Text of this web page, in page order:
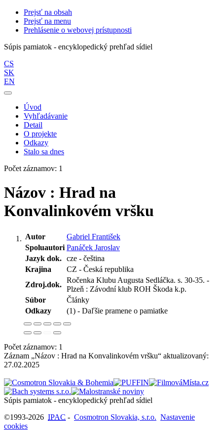
Prejsť na obsah
Prejsť na menu
Prehlásenie o webovej prístupnosti
Súpis pamiatok - encyklopedický prehľad sídiel
CS
SK
EN
Úvod
Vyhľadávanie
Detail
O projekte
Odkazy
Stalo sa dnes
Počet záznamov: 1
Názov : Hrad na
Konvalinkovém vršku
Autor
Gabriel František
Spoluautori Panáček Jaroslav
Jazyk dok. cze - čeština
Krajina
CZ - Česká republika
Zdroj.dok.
Ročenka Klubu Augusta Sedláčka. s. 30-35. -
Plzeň : Závodní klub ROH Škoda k.p.
Súbor
Články
Odkazy
(1) - Daľšie pramene o pamiatke
Počet záznamov: 1
Záznam „Názov : Hrad na Konvalinkovém vršku“ aktualizovaný:
27.02.2025
Súpis pamiatok - encyklopedický prehľad sídiel
©1993-2026 IPAC - Cosmotron Slovakia, s.r.o. Nastavenie
cookies